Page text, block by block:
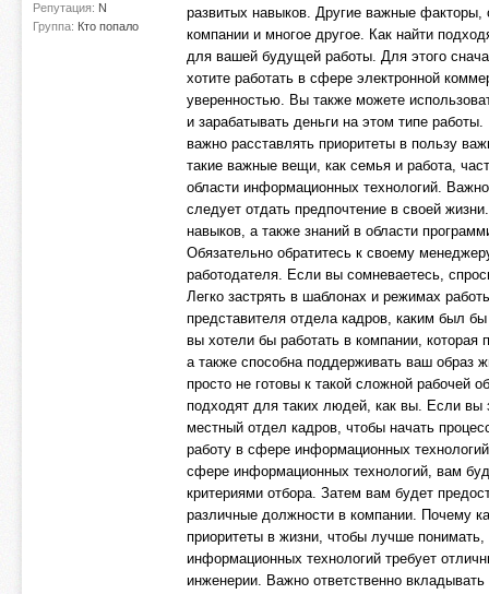
Репутация: N
Группа: Кто попало
развитых навыков. Другие важные факторы,
компании и многое другое. Как найти
для вашей будущей работы. Для этого
хотите работать в сфере электронной
уверенностью. Вы также можете
и зарабатывать деньги на этом типе
важно расставлять приоритеты в пользу
такие важные вещи, как семья и работа,
области информационных технологий.
следует отдать предпочтение в своей
навыков, а также знаний в области
Обязательно обратитесь к своему
работодателя. Если вы сомневаетесь,
Легко застрять в шаблонах и режимах
представителя отдела кадров, каким был
вы хотели бы работать в компании,
а также способна поддерживать ваш образ
просто не готовы к такой сложной рабочей
подходят для таких людей, как вы. Если вы
местный отдел кадров, чтобы начать
работу в сфере информационных
сфере информационных технологий, вам
критериями отбора. Затем вам будет
различные должности в компании. Почему
приоритеты в жизни, чтобы лучше
информационных технологий требует
инженерии. Важно ответственно